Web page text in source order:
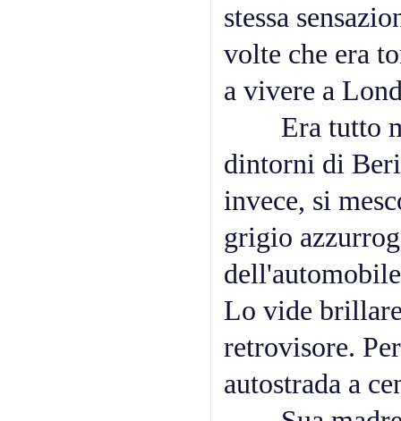
stessa
volte che era
a vivere a
Era tutto
dintorni di
invece, si
grigio
Lo vide
retrovisore.
autostrada a